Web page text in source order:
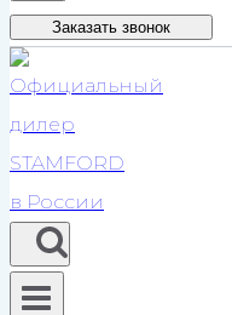
Заказать звонок